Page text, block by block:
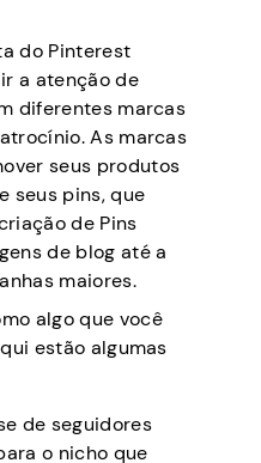
do Pinterest
a atenção de
diferentes marcas
As marcas
seus produtos
seus pins, que
de Pins
de blog até a
maiores.
algo que você
estão algumas
de seguidores
o nicho que